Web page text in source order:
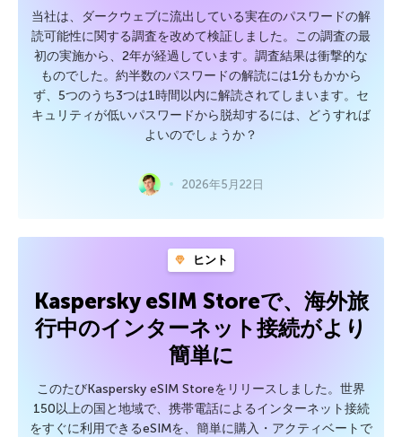
当社は、ダークウェブに流出している実在のパスワードの解
読可能性に関する調査を改めて検証しました。この調査の最
初の実施から、2年が経過しています。調査結果は衝撃的な
ものでした。約半数のパスワードの解読には1分もかから
ず、5つのうち3つは1時間以内に解読されてしまいます。セ
キュリティが低いパスワードから脱却するには、どうすれば
よいのでしょうか？
2026年5月22日
ヒント
Kaspersky eSIM Storeで、海外旅
行中のインターネット接続がより
簡単に
このたびKaspersky eSIM Storeをリリースしました。世界
150以上の国と地域で、携帯電話によるインターネット接続
をすぐに利用できるeSIMを、簡単に購入・アクティベートで